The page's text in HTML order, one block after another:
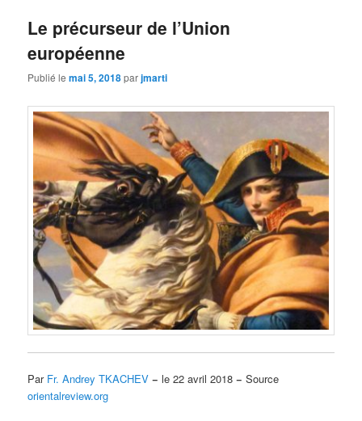
Le précurseur de l’Union
européenne
Publié lemai 5, 2018parjmarti
Par Fr. Andrey TKACHEV − le 22 avril 2018− Source
orientalreview.org